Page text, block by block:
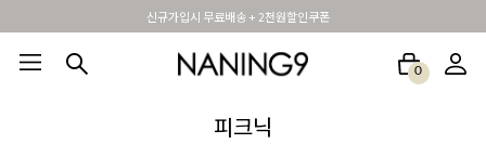
신규가입시 무료배송 + 2천원할인쿠폰
0
베스트재진행 썸머여행룩
피크닉